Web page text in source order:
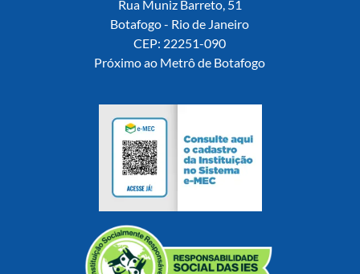
Rua Muniz Barreto, 51
Botafogo - Rio de Janeiro
CEP: 22251-090
Próximo ao Metrô de Botafogo